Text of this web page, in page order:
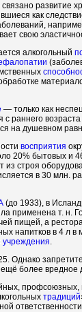
развитие
как
свою
алкогольный
— только как
раннего возраста
на душевном
восприятия
20% бытовых и
из строя
в 30 млн.
(до 1933), в
применена т. н.
пищей, а
напитков в 4 л
учреждения.
Однако
более вредное
профсоюзных,
традиций